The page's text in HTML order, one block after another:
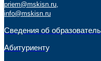
priem@mskisn.ru,
info@mskisn.ru
Сведения об
Абитуриенту